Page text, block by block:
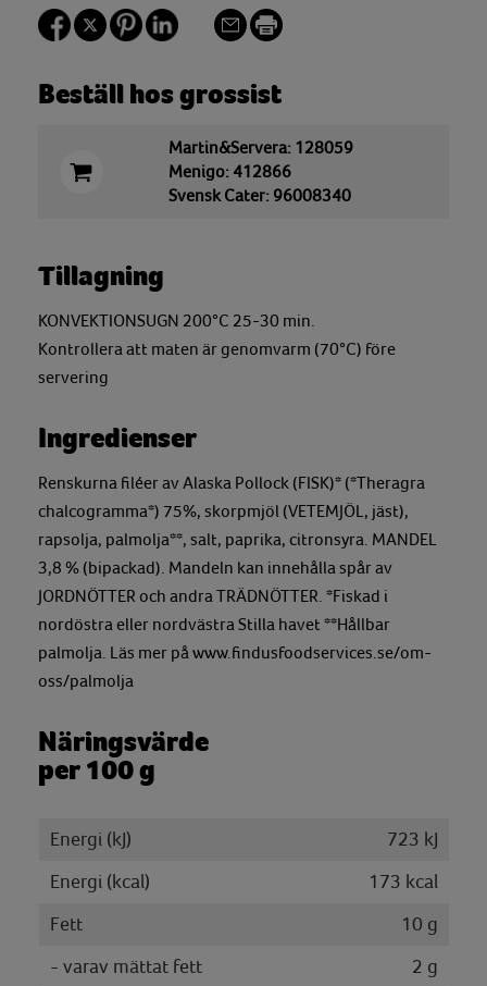
Beställ hos grossist
Martin&Servera: 128059
Menigo: 412866
Svensk Cater: 96008340
Tillagning
KONVEKTIONSUGN 200°C 25-30 min.
Kontrollera att maten är genomvarm (70°C) före
servering
Ingredienser
Renskurna filéer av Alaska Pollock (FISK)* (*Theragra
chalcogramma*) 75%, skorpmjöl (VETEMJÖL, jäst),
rapsolja, palmolja**, salt, paprika, citronsyra. MANDEL
3,8 % (bipackad). Mandeln kan innehålla spår av
JORDNÖTTER och andra TRÄDNÖTTER. *Fiskad i
nordöstra eller nordvästra Stilla havet **Hållbar
palmolja. Läs mer på www.findusfoodservices.se/om-
oss/palmolja
Näringsvärde
per 100 g
Energi (kJ)
723 kJ
Energi (kcal)
173 kcal
Fett
10 g
- varav mättat fett
2 g